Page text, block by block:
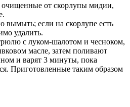
очищенные от скорлупы мидии,
вымыть; если на скорлупе есть
удалить.
с луком-шалотом и чесноком,
масле, затем поливают
и варят 3 минуты, пока
Приготовленные таким образом